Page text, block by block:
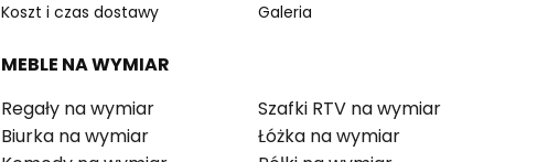
Koszt i czas dostawy
Galeria
MEBLE NA WYMIAR
Regały na wymiar
Biurka na wymiar
Szafki RTV na wymiar
Łóżka na wymiar